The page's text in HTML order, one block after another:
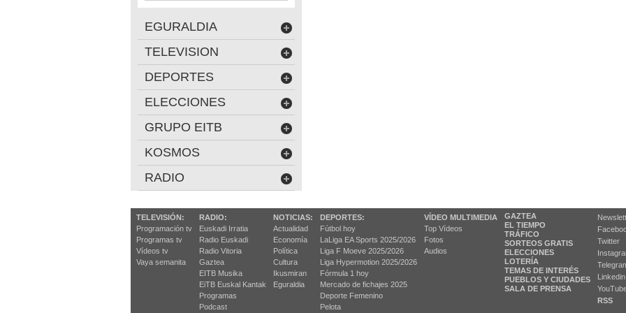
EGURALDIA
TELEVISION
DEPORTES
ELECCIONES
GRUPO EITB
KOSMOS
RADIO
TELEVISIÓN:
Programación tv
Programas tv
Vídeos tv
Vaya semanita
RADIO:
Euskadi Irratia
Radio Euskadi
Radio Vitoria
Gaztea
EITB Musika
EiTB Euskal Kantak
Programas
Podcast
NOTICIAS:
Actualidad
Economía
Política
Cultura
Ikusmiran
Eguraldia
DEPORTES:
Fútbol hoy
LaLiga EA Sports 2025/2026
Liga F Moeve 2025/2026
Liga Hypermotion 2025/2026
Fórmula 1 hoy
Mercado de fichajes 2025
Deporte Femenino
Pelota
VÍDEO MULTIMEDIA
Top Vídeos
Fotos
Audios
GAZTEA
EL TIEMPO
TRÁFICO
SORTEOS GRATIS
ELECCIONES
LOTERÍA
TEMAS DE INTERÉS
PUEBLOS Y CIUDADES
SALA DE PRENSA
Twitter
Linkedin
RSS